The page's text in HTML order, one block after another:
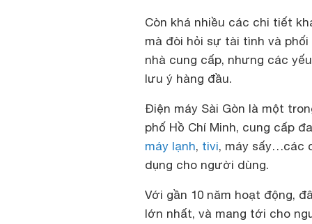
Còn khá nhiều các chi tiết
mà đòi hỏi sự tài tình và
nhà cung cấp, nhưng các
lưu ý hàng đầu.
Điện máy Sài Gòn là một
phố Hồ Chí Minh, cung cấp
máy lạnh, tivi, máy sấy…các
dụng cho người dùng.
Với gần 10 năm hoạt động,
lớn nhất, và mang tới cho